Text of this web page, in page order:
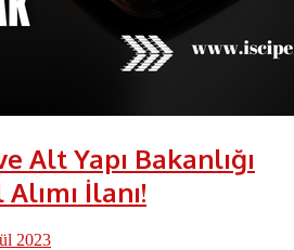
Alt Yapı Bakanlığı
İlanı!
2023